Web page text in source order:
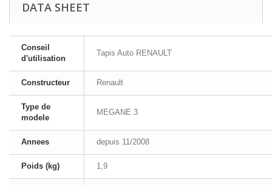
DATA SHEET
Conseil
d'utilisation
Tapis Auto RENAULT
Constructeur Renault
Type de
modele
MEGANE 3
Annees depuis 11/2008
Poids (kg) 1,9